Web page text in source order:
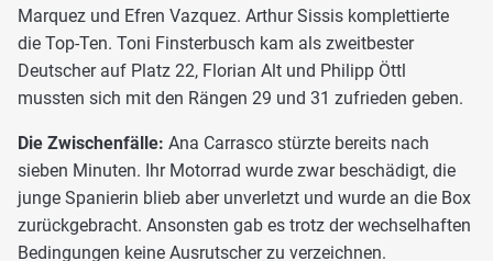
Marquez und Efren Vazquez. Arthur Sissis komplettierte
die Top-Ten. Toni Finsterbusch kam als zweitbester
Deutscher auf Platz 22, Florian Alt und Philipp Öttl
mussten sich mit den Rängen 29 und 31 zufrieden geben.
Die Zwischenfälle: Ana Carrasco stürzte bereits nach
sieben Minuten. Ihr Motorrad wurde zwar beschädigt, die
junge Spanierin blieb aber unverletzt und wurde an die Box
zurückgebracht. Ansonsten gab es trotz der wechselhaften
Bedingungen keine Ausrutscher zu verzeichnen.